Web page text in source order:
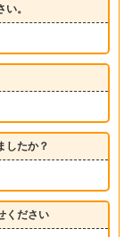
。
したか？
ください